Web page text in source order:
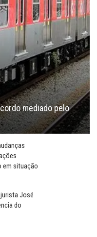
mediado pelo
em situação
José
do